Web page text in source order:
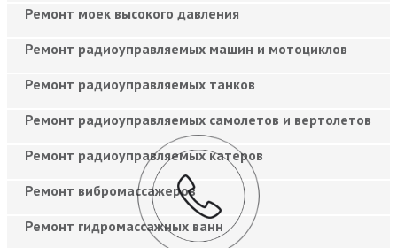
Ремонт моек высокого давления
Ремонт радиоуправляемых машин и мотоциклов
Ремонт радиоуправляемых танков
Ремонт радиоуправляемых самолетов и вертолетов
Ремонт радиоуправляемых катеров
Ремонт вибромассажеров
Ремонт гидромассажных ванн